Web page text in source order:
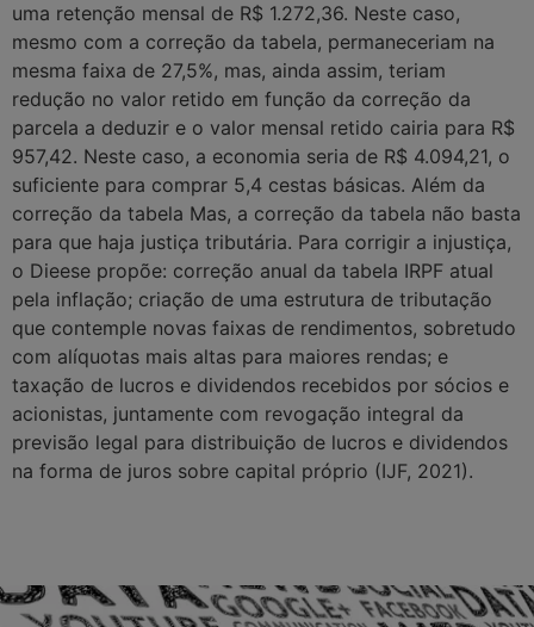
uma retenção mensal de R$ 1.272,36. Neste caso,
mesmo com a correção da tabela, permaneceriam na
mesma faixa de 27,5%, mas, ainda assim, teriam
redução no valor retido em função da correção da
parcela a deduzir e o valor mensal retido cairia para R$
957,42. Neste caso, a economia seria de R$ 4.094,21, o
suficiente para comprar 5,4 cestas básicas. Além da
correção da tabela Mas, a correção da tabela não basta
para que haja justiça tributária. Para corrigir a injustiça,
o Dieese propõe: correção anual da tabela IRPF atual
pela inflação; criação de uma estrutura de tributação
que contemple novas faixas de rendimentos, sobretudo
com alíquotas mais altas para maiores rendas; e
taxação de lucros e dividendos recebidos por sócios e
acionistas, juntamente com revogação integral da
previsão legal para distribuição de lucros e dividendos
na forma de juros sobre capital próprio (IJF, 2021).